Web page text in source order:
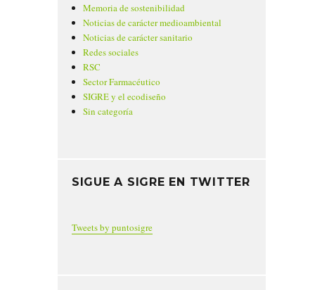
Memoria de sostenibilidad
Noticias de carácter medioambiental
Noticias de carácter sanitario
Redes sociales
RSC
Sector Farmacéutico
SIGRE y el ecodiseño
Sin categoría
SIGUE A SIGRE EN TWITTER
Tweets by puntosigre